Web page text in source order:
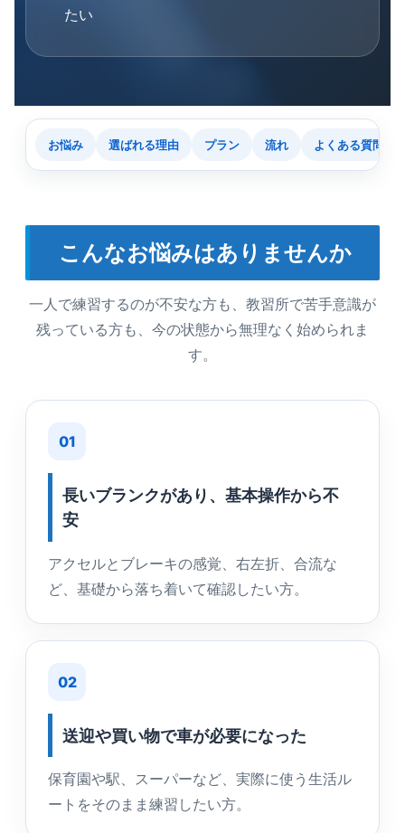
たい
お悩み 選ばれる理由 プラン 流れ よくある質問
こんなお悩みはありませんか
一人で練習するのが不安な方も、教習所で苦手意識が
残っている方も、今の状態から無理なく始められま
す。
01
長いブランクがあり、基本操作から不
安
アクセルとブレーキの感覚、右左折、合流な
ど、基礎から落ち着いて確認したい方。
02
送迎や買い物で車が必要になった
保育園や駅、スーパーなど、実際に使う生活ル
ートをそのまま練習したい方。